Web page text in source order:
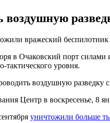
воздушную
вражеский
в Очаковский порт
тактического уровня.
воздушную разведку
Центр в воскресенье, 8
уничтожили больше